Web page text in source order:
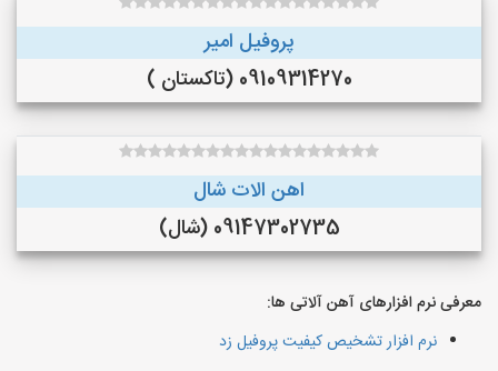
پروفیل امیر
09109314270 (تاکستان )
اهن الات شال
09147302735 (شال)
معرفی نرم افزارهای آهن آلاتی ها:
نرم افزار تشخیص کیفیت پروفیل زد